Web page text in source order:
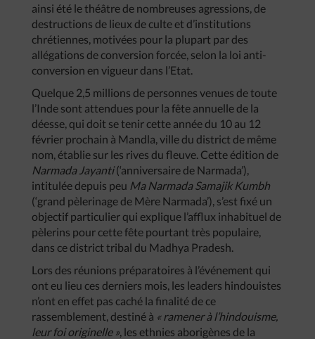
ainsi été le théâtre de nombreuses agressions, de
destructions de lieux de culte et d’institutions
chrétiennes, motivées pour la plupart par des
allégations de conversion forcée, selon la loi anti-
conversion en vigueur dans l’Etat.
Quelque 2,5 millions de personnes venues de toute
l’Inde sont attendues pour la fête annuelle de la
déesse, qui doit se tenir cette année du 10 au 12
février prochain à Mandla, ville du district de même
nom, établie sur les rives du fleuve. Cette édition de
Narmada Jayanti(‘anniversaire de Narmada’),
intitulée depuis peu Ma Narmada Samajik Kumbh
(‘grand pèlerinage de Mère Narmada’), s’est fixé un
objectif particulier qui explique l’afflux inhabituel de
pèlerins pour cette fête pourtant très populaire,
dans ce district tribal du Madhya Pradesh.
Lors des réunions préparatoires à l’événement qui
ont eu lieu ces derniers mois, les leaders hindouistes
n’ont en effet pas caché la finalité de ce
rassemblement, destiné à « ramener à l’hindouisme,
leur foi originelle », les ethnies aborigènes de la